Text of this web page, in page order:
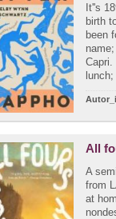
It''s
birth
been
Capri.
All
A
from
at